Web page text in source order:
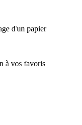
d'un papier